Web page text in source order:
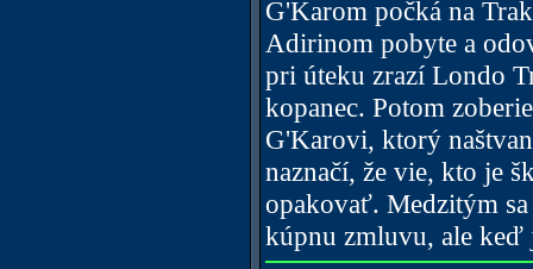
G'Karom počká na
Adirinom pobyte a
pri úteku zrazí Londo
kopanec. Potom
G'Karovi, ktorý
naznačí, že vie, kto je
opakovať. Medzitým
kúpnu zmluvu, ale keď